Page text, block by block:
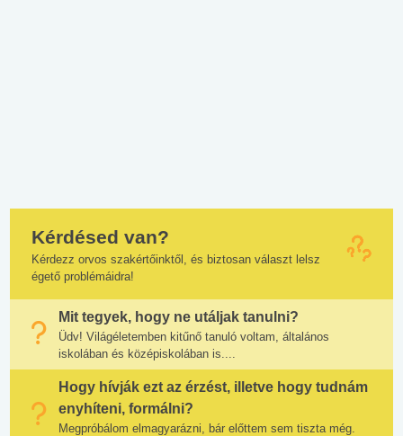
Kérdésed van?
Kérdezz orvos szakértőinktől, és biztosan választ lelsz
égető problémáidra!
Mit tegyek, hogy ne utáljak tanulni?
Üdv! Világéletemben kitűnő tanuló voltam, általános
iskolában és középiskolában is....
Hogy hívják ezt az érzést, illetve hogy tudnám
enyhíteni, formálni?
Megpróbálom elmagyarázni, bár előttem sem tiszta még.